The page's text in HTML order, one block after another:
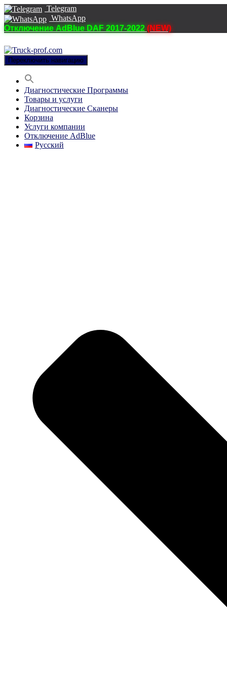
Telegram
WhatsApp
Отключение AdBlue DAF 2017-2022 (NEW)
Переключить навигацию
Диагностические Программы
Товары и услуги
Диагностические Сканеры
Корзина
Услуги компании
Отключение AdBlue
Русский